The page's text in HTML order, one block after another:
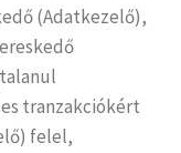
(Adatkezelő),
tranzakciókért
felel,